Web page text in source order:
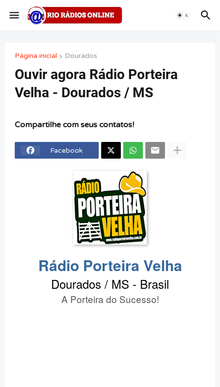
Página inicial Dourados
Ouvir agora Rádio Porteira
Velha - Dourados / MS
Compartilhe com seus contatos!
Facebook
Rádio Porteira Velha
Dourados / MS - Brasil
A Porteira do Sucesso!